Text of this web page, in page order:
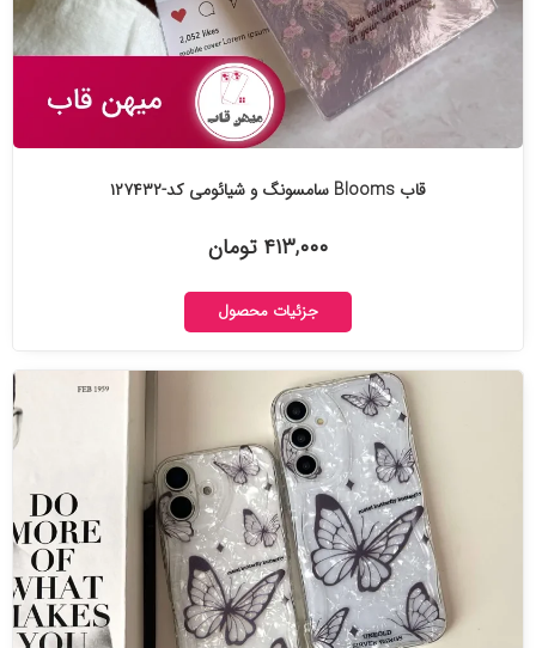
قاب Blooms سامسونگ و شیائومی کد-۱۲۷۴۳۲
۴۱۳,۰۰۰ تومان
جزئیات محصول